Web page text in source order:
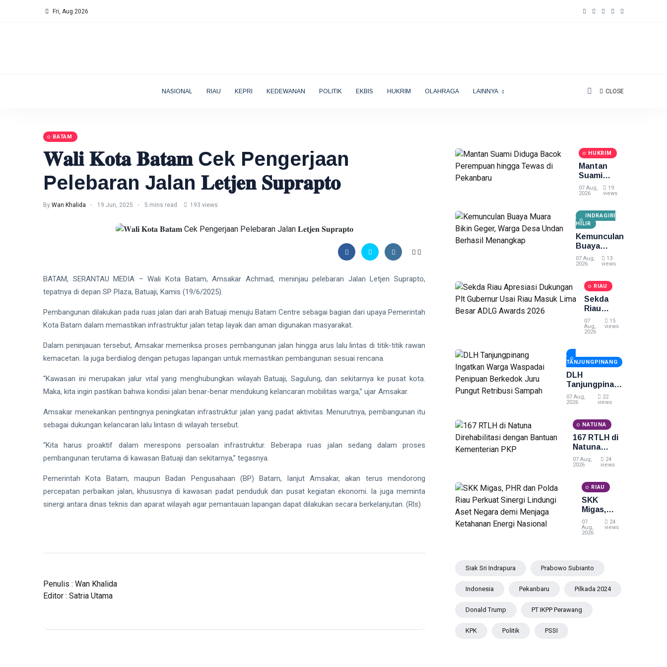
Fri, Aug 2026
NASIONAL RIAU KEPRI KEDEWANAN POLITIK EKBIS HUKRIM OLAHRAGA LAINNYA CLOSE
BATAM
𝐖𝐚𝐥𝐢 𝐊𝐨𝐭𝐚 𝐁𝐚𝐭𝐚𝐦 Cek Pengerjaan
Pelebaran Jalan 𝐋𝐞𝐭𝐣𝐞𝐧 𝐒𝐮𝐩𝐫𝐚𝐩𝐭𝐨
By Wan Khalida 19 Jun, 2025 5 mins read 193 views
BATAM, SERANTAU MEDIA – Wali Kota Batam, Amsakar Achmad, meninjau pelebaran Jalan Letjen Suprapto,
tepatnya di depan SP Plaza, Batuaji, Kamis (19/6/2025).
Pembangunan dilakukan pada ruas jalan dari arah Batuaji menuju Batam Centre sebagai bagian dari upaya Pemerintah
Kota Batam dalam memastikan infrastruktur jalan tetap layak dan aman digunakan masyarakat.
Dalam peninjauan tersebut, Amsakar memeriksa proses pembangunan jalan hingga arus lalu lintas di titik-titik rawan
kemacetan. Ia juga berdialog dengan petugas lapangan untuk memastikan pembangunan sesuai rencana.
“Kawasan ini merupakan jalur vital yang menghubungkan wilayah Batuaji, Sagulung, dan sekitarnya ke pusat kota.
Maka, kita ingin pastikan bahwa kondisi jalan benar-benar mendukung kelancaran mobilitas warga,” ujar Amsakar.
Amsakar menekankan pentingnya peningkatan infrastruktur jalan yang padat aktivitas. Menurutnya, pembangunan itu
sebagai dukungan kelancaran lalu lintasn di wilayah tersebut.
“Kita harus proaktif dalam merespons persoalan infrastruktur. Beberapa ruas jalan sedang dalam proses
pembangunan terutama di kawasan Batuaji dan sekitarnya,” tegasnya.
Pemerintah Kota Batam, maupun Badan Pengusahaan (BP) Batam, lanjut Amsakar, akan terus mendorong
percepatan perbaikan jalan, khususnya di kawasan padat penduduk dan pusat kegiatan ekonomi. Ia juga meminta
sinergi antara dinas teknis dan aparat wilayah agar pemantauan lapangan dapat dilakukan secara berkelanjutan. (Rls)
Penulis : Wan Khalida
Editor : Satria Utama
HUKRIM
Mantan
Suami
Diduga
Bacok
hingga
Tewas di
Pekanbaru
07 Aug,
2026
19
views
INDRAGIRI
HILIR
Kemunculan
Buaya
Muara Bikin
Geger,
Undan
Berhasil
Menangkap
07 Aug,
2026
13
views
RIAU
Sekda
Riau
Apresiasi
Dukungan
Usai Riau
Masuk
Besar
ADLG
Awards
07
Aug,
2026
15
views
TANJUNGPINANG
DLH
Tanjungpinang
Ingatkan
Warga
Penipuan
Berkedok Juru
Pungut
Retribusi
Sampah
07 Aug,
2026
22
views
NATUNA
167 RTLH di
Natuna
Direhabilitasi
dengan
Kementerian
PKP
07 Aug,
2026
24
views
RIAU
SKK
Migas,
PHR dan
Polda Riau
Aset
demi
07
Aug,
2026
24
views
Siak Sri Indrapura Prabowo Subianto
Indonesia Pekanbaru Pilkada 2024
Donald Trump PT IKPP Perawang
KPK Politik PSSI